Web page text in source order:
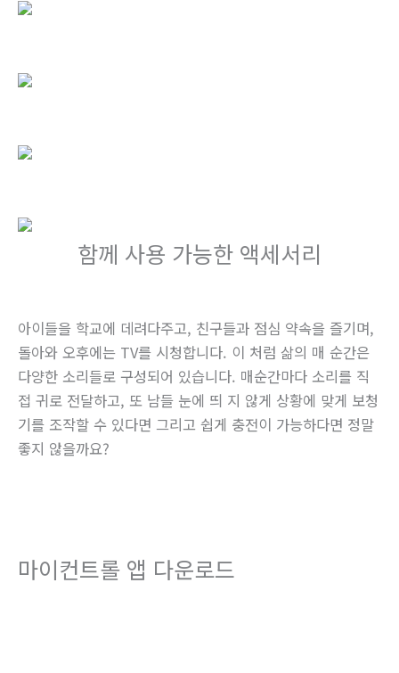
함께 사용 가능한 액세서리
아이들을 학교에 데려다주고, 친구들과 점심 약속을 즐기며,
돌아와 오후에는 TV를 시청합니다. 이 처럼 삶의 매 순간은
다양한 소리들로 구성되어 있습니다. 매순간마다 소리를 직
접 귀로 전달하고, 또 남들 눈에 띄 지 않게 상황에 맞게 보청
기를 조작할 수 있다면 그리고 쉽게 충전이 가능하다면 정말
좋지 않을까요?
마이컨트롤 앱 다운로드